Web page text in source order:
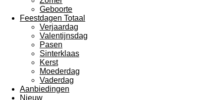
Geboorte
Feestdagen Totaal
Verjaardag
Valentijnsdag
Pasen
Sinterklaas
Kerst
Moederdag
Vaderdag
Aanbiedingen
Nieuw